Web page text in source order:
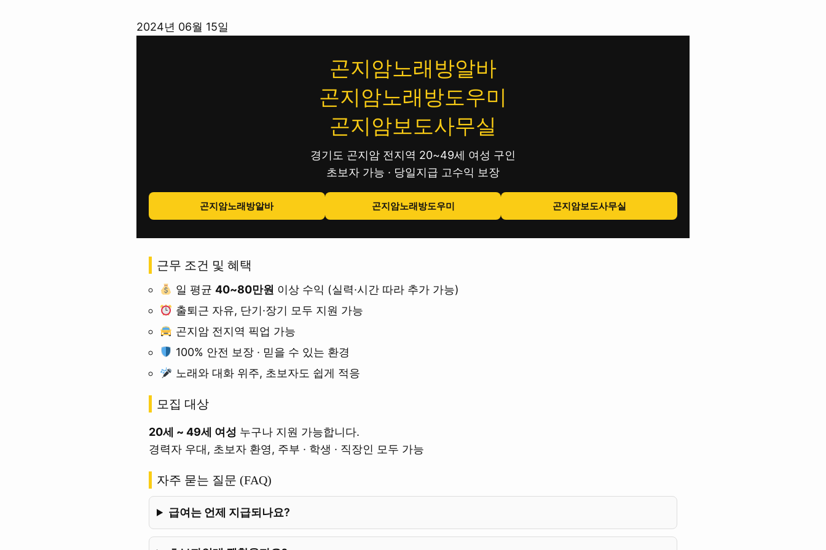
2024년 06월 15일
곤지암노래방알바
곤지암노래방도우미
곤지암보도사무실
경기도 곤지암 전지역 20~49세 여성 구인
초보자 가능 · 당일지급 고수익 보장
곤지암노래방알바 곤지암노래방도우미 곤지암보도사무실
근무 조건 및 혜택
일 평균 40~80만원 이상 수익 (실력·시간 따라 추가 가능)
출퇴근 자유, 단기·장기 모두 지원 가능
곤지암 전지역 픽업 가능
100% 안전 보장 · 믿을 수 있는 환경
노래와 대화 위주, 초보자도 쉽게 적응
모집 대상
20세 ~ 49세 여성 누구나 지원 가능합니다.
경력자 우대, 초보자 환영, 주부 · 학생 · 직장인 모두 가능
자주 묻는 질문 (FAQ)
급여는 언제 지급되나요?